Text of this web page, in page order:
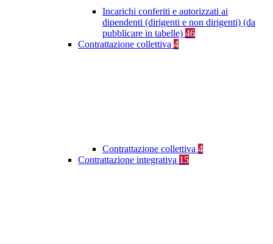
Incarichi conferiti e autorizzati ai
dipendenti (dirigenti e non dirigenti) (da
pubblicare in tabelle) 46
Contrattazione collettiva 4
Contrattazione collettiva 4
Contrattazione integrativa 15